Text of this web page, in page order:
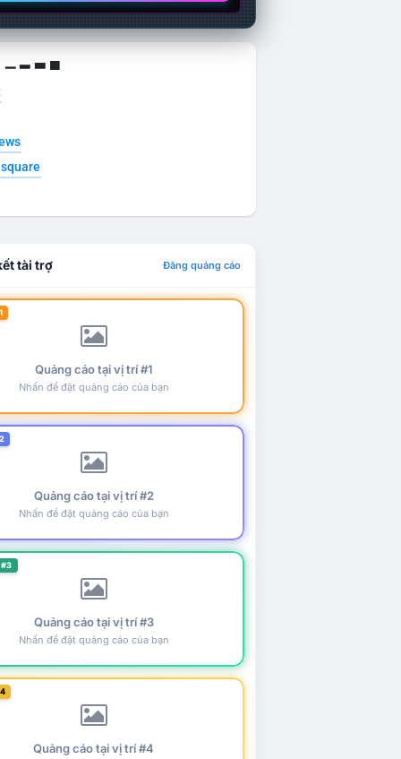
▁ ▂ ▃ ▄
tài trợ Đăng quảng cáo
Quảng cáo tại vị trí #1
Nhấn để đặt quảng cáo của bạn
Quảng cáo tại vị trí #2
Nhấn để đặt quảng cáo của bạn
Quảng cáo tại vị trí #3
Nhấn để đặt quảng cáo của bạn
Quảng cáo tại vị trí #4